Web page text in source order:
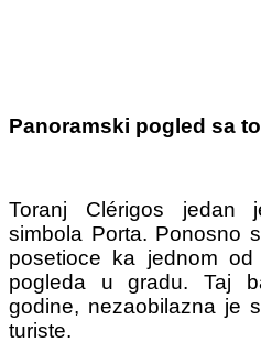
Panoramski pogled sa
Toranj Clérigos jedan
simbola Porta. Ponosno
posetioce ka jednom od
pogleda u gradu. Taj
godine, nezaobilazna je
turiste.